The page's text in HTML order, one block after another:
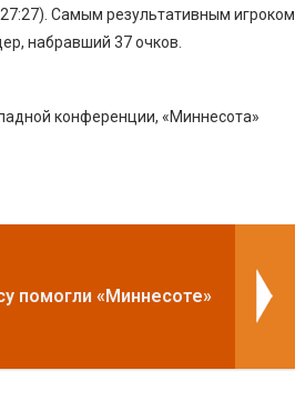
Самым результативным игроком
набравший 37 очков.
конференции, «Миннесота»
помогли «Миннесоте»